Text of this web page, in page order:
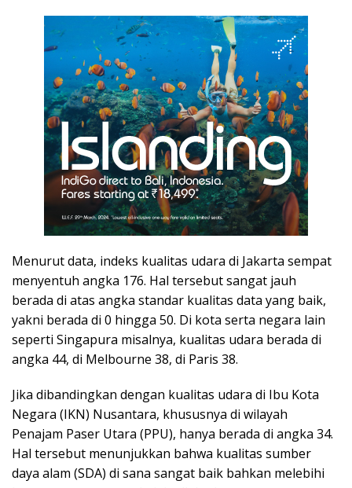
Menurut data, indeks kualitas udara di Jakarta sempat
menyentuh angka 176. Hal tersebut sangat jauh
berada di atas angka standar kualitas data yang baik,
yakni berada di 0 hingga 50. Di kota serta negara lain
seperti Singapura misalnya, kualitas udara berada di
angka 44, di Melbourne 38, di Paris 38.
Jika dibandingkan dengan kualitas udara di Ibu Kota
Negara (IKN) Nusantara, khususnya di wilayah
Penajam Paser Utara (PPU), hanya berada di angka 34.
Hal tersebut menunjukkan bahwa kualitas sumber
daya alam (SDA) di sana sangat baik bahkan melebihi